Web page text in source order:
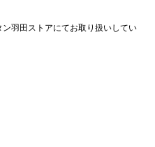
羽田ストアにてお取り扱いしてい